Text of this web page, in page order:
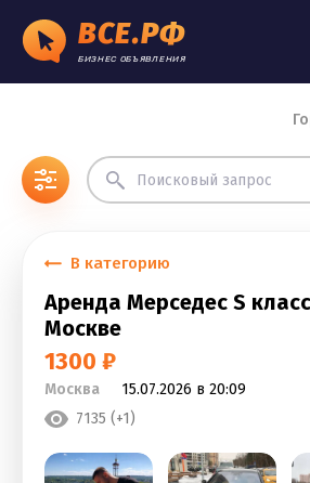
ВСЕ.РФ
БИЗНЕС ОБЪЯВЛЕНИЯ
В категорию
Аренда Мерседес S
Москве
1300 ₽
Москва
15.07.2026 в 20:09
7135 (+1)